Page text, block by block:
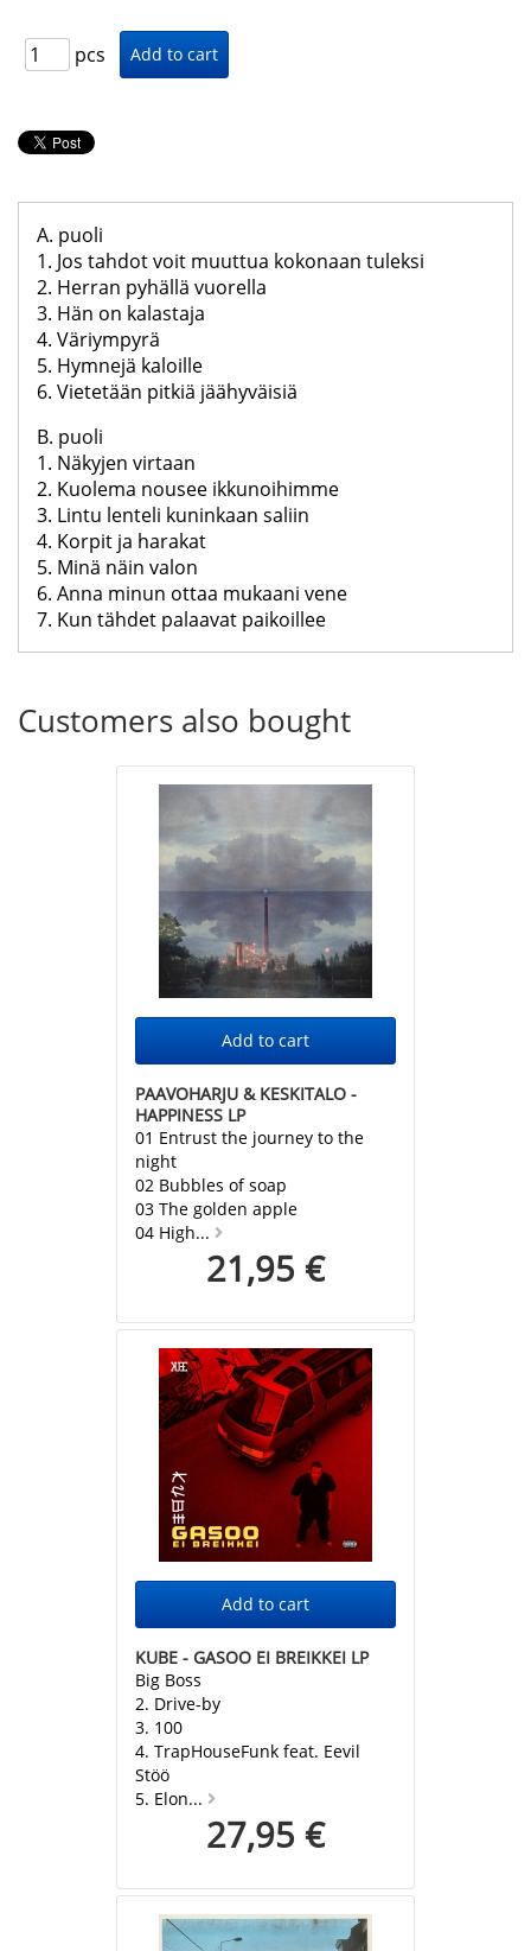
pcs
A. puoli
1. Jos tahdot voit muuttua kokonaan tuleksi
2. Herran pyhällä vuorella
3. Hän on kalastaja
4. Väriympyrä
5. Hymnejä kaloille
6. Vietetään pitkiä jäähyväisiä
B. puoli
1. Näkyjen virtaan
2. Kuolema nousee ikkunoihimme
3. Lintu lenteli kuninkaan saliin
4. Korpit ja harakat
5. Minä näin valon
6. Anna minun ottaa mukaani vene
7. Kun tähdet palaavat paikoillee
Customers also bought
PAAVOHARJU & KESKITALO -
HAPPINESS LP
01 Entrust the journey to the
night
02 Bubbles of soap
03 The golden apple
04 High...
21,95 €
KUBE - GASOO EI BREIKKEI LP
Big Boss
2. Drive-by
3. 100
4. TrapHouseFunk feat. Eevil
Stöö
5. Elon...
27,95 €